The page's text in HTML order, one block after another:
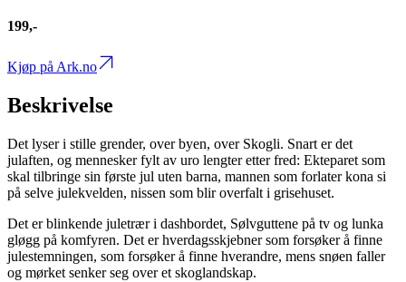
199,-
Kjøp på Ark.no
Beskrivelse
Det lyser i stille grender, over byen, over Skogli. Snart er det
julaften, og mennesker fylt av uro lengter etter fred: Ekteparet som
skal tilbringe sin første jul uten barna, mannen som forlater kona si
på selve julekvelden, nissen som blir overfalt i grisehuset.
Det er blinkende juletrær i dashbordet, Sølvguttene på tv og lunka
gløgg på komfyren. Det er hverdagsskjebner som forsøker å finne
julestemningen, som forsøker å finne hverandre, mens snøen faller
og mørket senker seg over et skoglandskap.